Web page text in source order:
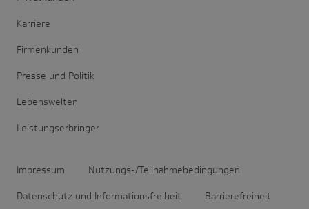
Karriere
Firmenkunden
Presse und Politik
Lebenswelten
Leistungserbringer
Impressum Nutzungs-/Teilnahmebedingungen
Datenschutz und Informationsfreiheit Barrierefreiheit